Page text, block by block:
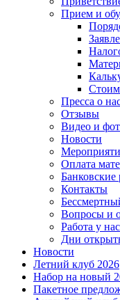
Прием и
Пресса о
Отзывы
Видео и
Новости
Оплата
Банковские
Контакты
Вопросы и
Работа у нас
Дни
Новости
Летний клуб 2026
Набор на новый
Пакетное